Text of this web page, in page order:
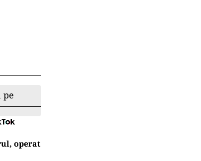
pe
operat